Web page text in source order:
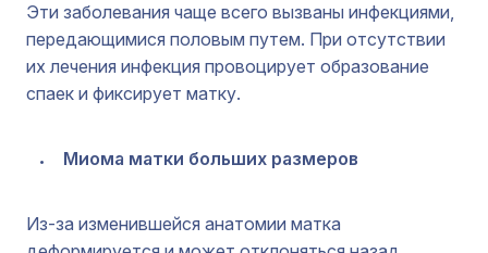
Эти заболевания чаще всего вызваны инфекциями,
передающимися половым путем. При отсутствии
их лечения инфекция провоцирует образование
спаек и фиксирует матку.
Миома матки больших размеров
Из-за изменившейся анатомии матка